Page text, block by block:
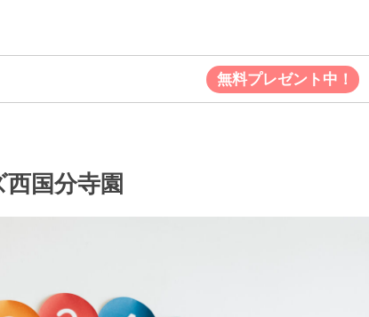
無料プレゼント中！
国分寺園